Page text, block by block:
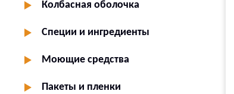
Колбасная оболочка
Специи и ингредиенты
Моющие средства
Пакеты и пленки